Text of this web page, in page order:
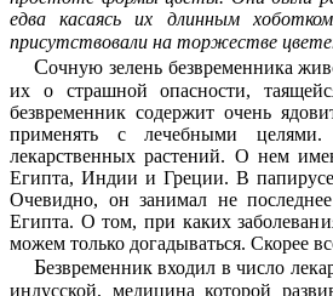
едва касаясь их длинным
присутствовали на торжестве
Сочную зелень безвременника животные не трогают, какой-то инстинкт предупреждает
их о страшной опасности,
безвременник содержит очень
применять с лечебными целями.
лекарственных растений. О нем
Египта, Индии и Греции. В папирусе
Очевидно, он занимал не
Египта. О том, при каких
можем только догадываться. Скорее
Безвременник входил в число лекарственных средств и другой древней цивилизации —
индусской, медицина которой